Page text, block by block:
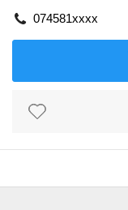
074581xxxx